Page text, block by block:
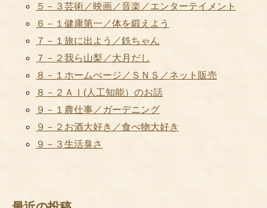
５－３芸術／映画／音楽／エンターテイメント
６－１健康第一／体を鍛えよう
７－１旅に出よう／鉄ちゃん
７－２我ら山梨／大月だし
８－１ホームぺージ／ＳＮＳ／ネット販売
８－２ＡＩ(人工知能）のお話
９－１農仕事／ガーデニング
９－２お酒大好き／食べ物大好き
９－３生活臭さ